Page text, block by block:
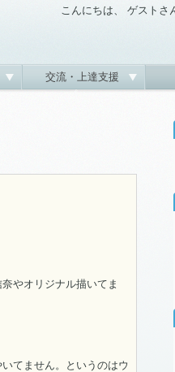
こんにちは、 ゲストさ
交流・上達支援
やオリジナル描いてま
てません。というのはウ